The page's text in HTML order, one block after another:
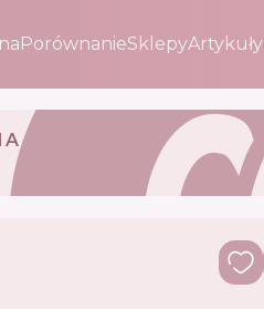
PorównanieSklepyArtykuły